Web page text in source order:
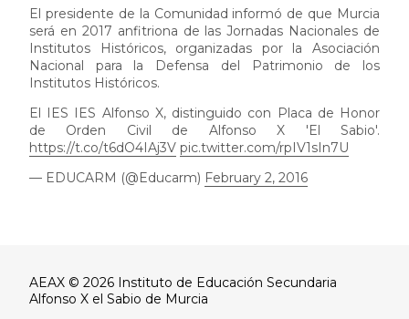
El presidente de la Comunidad informó de que Murcia
será en 2017 anfitriona de las Jornadas Nacionales de
Institutos Históricos, organizadas por la Asociación
Nacional para la Defensa del Patrimonio de los
Institutos Históricos.
El IES IES Alfonso X, distinguido con Placa de Honor
de Orden Civil de Alfonso X 'El Sabio'.
https://t.co/t6dO4IAj3V pic.twitter.com/rpIV1sIn7U
— EDUCARM (@Educarm) February 2, 2016
AEAX © 2026 Instituto de Educación Secundaria
Alfonso X el Sabio de Murcia